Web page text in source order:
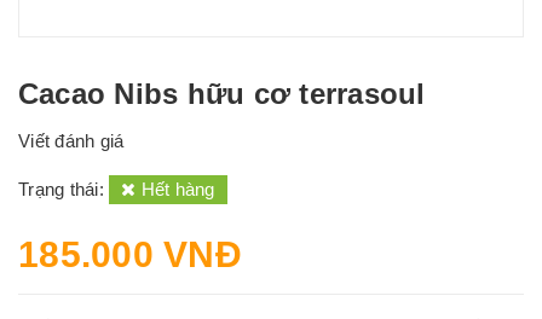
Cacao Nibs hữu cơ terrasoul
Viết đánh giá
Trạng thái: Hết hàng
185.000 VNĐ